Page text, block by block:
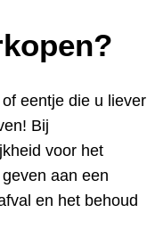
eentje die u liever
Bij
voor het
aan een
en het behoud